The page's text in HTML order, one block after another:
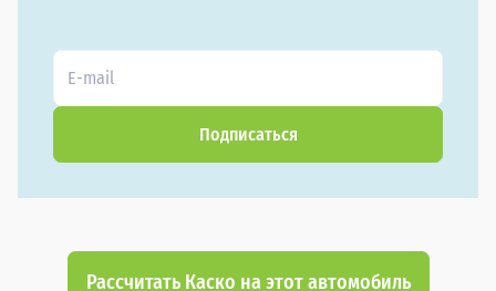
Подписаться
Рассчитать Каско на этот автомобиль